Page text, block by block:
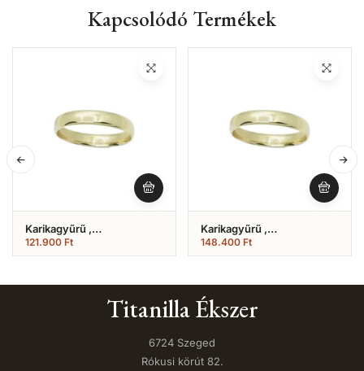
Kapcsolódó Termékek
Karikagyűrű ,
Hagyományos Fényes
Modell (Nr.2)
121.900 Ft
Karikagyűrű ,
Hagyományos Fényes
Modell (Nr.17)
148.400 Ft
Titanilla Ékszer
6724 Szeged
Rókusi körút 82.